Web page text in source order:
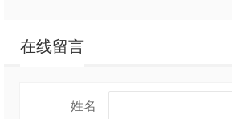
在线留言
姓名